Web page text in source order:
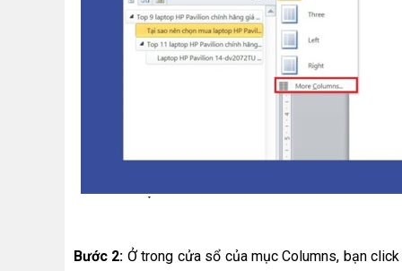
Bước 2: Ở trong cửa sổ của mục Columns, bạn